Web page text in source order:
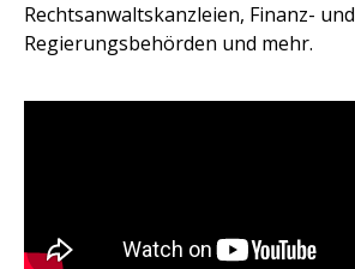
Rechtsanwaltskanzleien, Finanz- und
Regierungsbehörden und mehr.